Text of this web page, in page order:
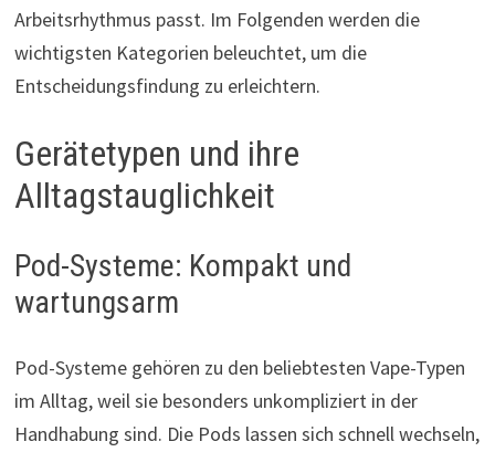
Arbeitsrhythmus passt. Im Folgenden werden die
wichtigsten Kategorien beleuchtet, um die
Entscheidungsfindung zu erleichtern.
Gerätetypen und ihre
Alltagstauglichkeit
Pod-Systeme: Kompakt und
wartungsarm
Pod-Systeme gehören zu den beliebtesten Vape-Typen
im Alltag, weil sie besonders unkompliziert in der
Handhabung sind. Die Pods lassen sich schnell wechseln,